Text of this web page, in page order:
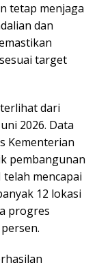
tetap menjaga
dan
target
dari
2026. Data
Kementerian
pembangunan
telah mencapai
12 lokasi
progres